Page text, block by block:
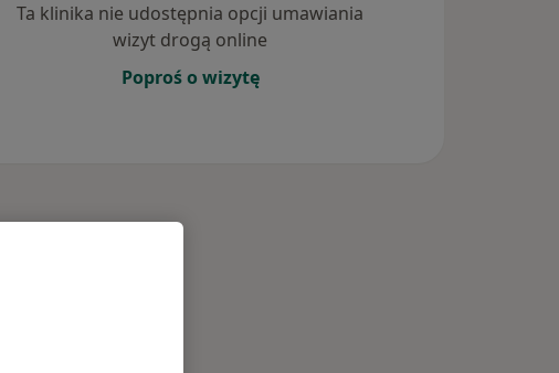
Ta klinika nie udostępnia opcji umawiania
wizyt drogą online
Poproś o wizytę